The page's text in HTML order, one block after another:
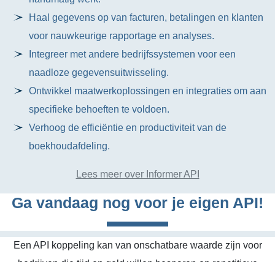
Haal gegevens op van facturen, betalingen en klanten
voor nauwkeurige rapportage en analyses.
Integreer met andere bedrijfssystemen voor een
naadloze gegevensuitwisseling.
Ontwikkel maatwerkoplossingen en integraties om aan
specifieke behoeften te voldoen.
Verhoog de efficiëntie en productiviteit van de
boekhoudafdeling.
Lees meer over Informer API
Ga vandaag nog voor je eigen API!
Een API koppeling kan van onschatbare waarde zijn voor